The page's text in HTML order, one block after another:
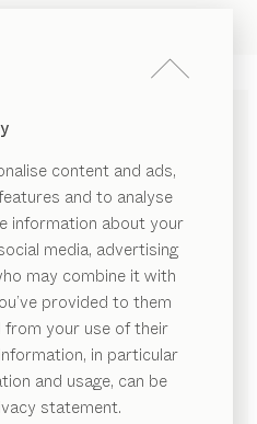
content and ads,
and to analyse
information about your
media, advertising
may combine it with
provided to them
from your use of their
in particular
and usage, can be
statement.
NOUS
assorti au bureau pisa,
en bois naturel cache un
le bureau ou le